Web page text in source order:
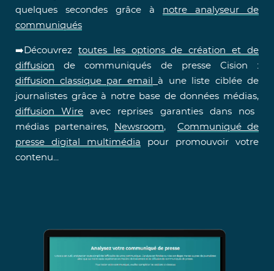
quelques secondes grâce à notre analyseur de
communiqués
➡️Découvrez toutes les options de création et de
diffusion de communiqués de presse Cision :
diffusion classique par email
à une liste ciblée de
journalistes grâce à notre base de données médias,
diffusion Wire avec reprises garanties dans nos
médias partenaires,
Newsroom, Communiqué de
presse digital multimédia pour promouvoir votre
contenu...